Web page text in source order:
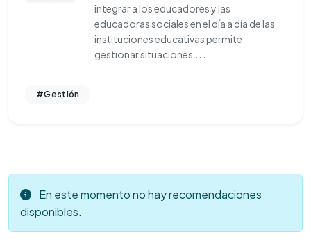
integrar a los educadores y las
educadoras sociales en el día a día de las
instituciones educativas permite
gestionar situaciones ...
#Gestión
En este momento no hay recomendaciones
disponibles.